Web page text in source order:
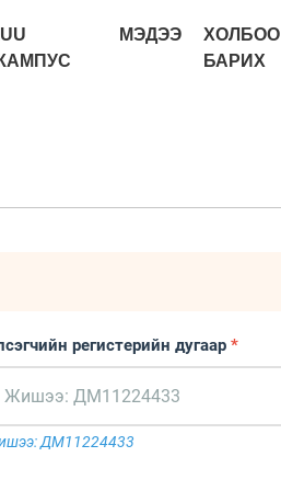
IUU
КАМПУС
МЭДЭЭ
ХОЛБОО
БАРИХ
регистерийн дугаар *
ДМ11224433